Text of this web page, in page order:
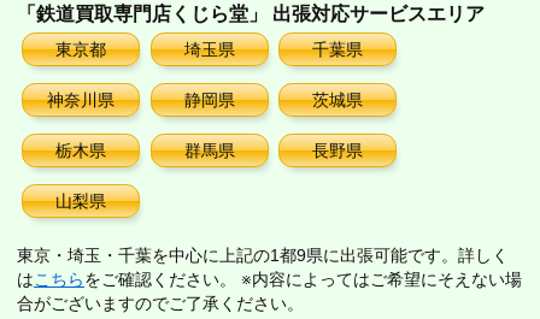
「鉄道買取専門店くじら堂」 出張対応サービスエリア
東京都 埼玉県 千葉県
神奈川県 静岡県 茨城県
栃木県 群馬県 長野県
山梨県
東京・埼玉・千葉を中心に上記の1都9県に出張可能です。詳しく
はこちらをご確認ください。 ※内容によってはご希望にそえない場
合がございますのでご了承ください。